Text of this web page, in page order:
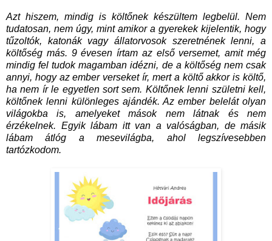
Azt hiszem, mindig is költőnek készültem legbelül. Nem
tudatosan, nem úgy, mint amikor a gyerekek kijelentik, hogy
tűzoltók, katonák vagy állatorvosok szeretnének lenni, a
költőség más. 9 évesen írtam az első versemet, amit még
mindig fel tudok magamban idézni, de a költőség nem csak
annyi, hogy az ember verseket ír, mert a költő akkor is költő,
ha nem ír le egyetlen sort sem. Költőnek lenni születni kell,
költőnek lenni különleges ajándék. Az ember belelát olyan
világokba is, amelyeket mások nem látnak és nem
érzékelnek. Egyik lábam itt van a valóságban, de másik
lábam átlóg a mesevilágba, ahol legszívesebben
tartózkodom.